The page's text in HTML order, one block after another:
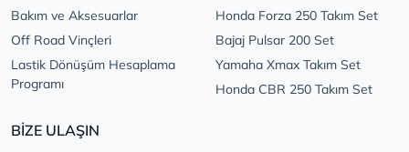
Bakım ve Aksesuarlar
Off Road Vinçleri
Lastik Dönüşüm Hesaplama
Programı
Honda Forza 250 Takım Set
Bajaj Pulsar 200 Set
Yamaha Xmax Takım Set
Honda CBR 250 Takım Set
BİZE ULAŞIN